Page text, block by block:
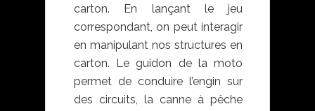
carton. En lançant le jeu
correspondant, on peut interagir
en manipulant nos structures en
carton. Le guidon de la moto
permet de conduire l’engin sur
des circuits, la canne à pêche